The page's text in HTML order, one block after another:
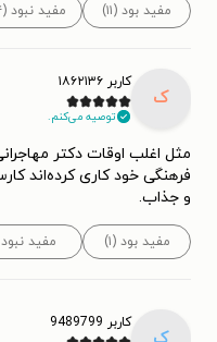
مفید بود (۱۱) مفید نبود (۴)
ک
کاربر ۱۸۶۲۱۳۶
توصیه می‌کنم.
مثل اغلب اوقات دکتر
فرهنگی خود کاری کرده‌اند
و جذاب.
مفید بود (۱) مفید نبود
کاربر 9489799